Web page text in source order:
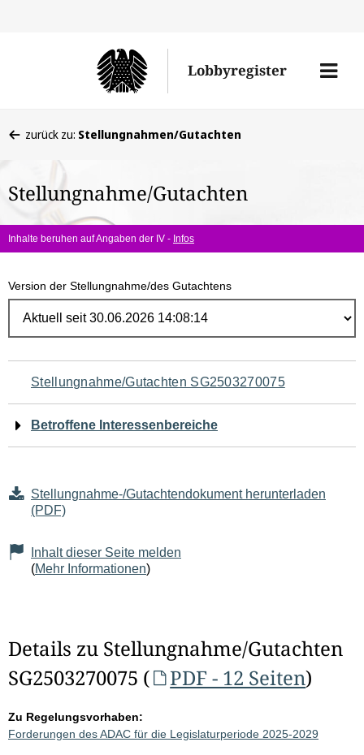
Lobbyregister
Menü
befinden
hier:
zurück zu: Stellungnahmen/Gutachten
Stellungnahme/Gutachten
Inhalte beruhen auf Angaben der IV - Infos
Version der Stellungnahme/des Gutachtens
Navigation
für
den
Seiteninhalt
Stellungnahme/Gutachten SG2503270075
Betroffene Interessenbereiche
Stellungnahme-/Gutachtendokument herunterladen
(PDF)
Inhalt dieser Seite melden
(Mehr Informationen)
Details zu Stellungnahme/Gutachten
SG2503270075 (
PDF - 12 Seiten)
Zu Regelungsvorhaben:
Forderungen des ADAC für die Legislaturperiode 2025-2029